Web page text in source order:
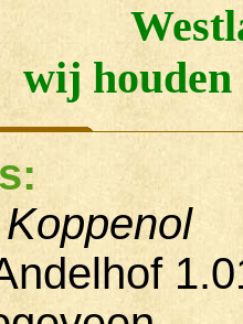
wij houden